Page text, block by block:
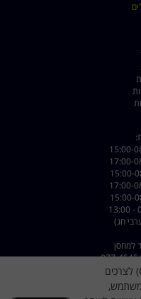
חג)
למחסן
האתר עושה שימוש בקובצי עוגיות (Cookies) לצרכים